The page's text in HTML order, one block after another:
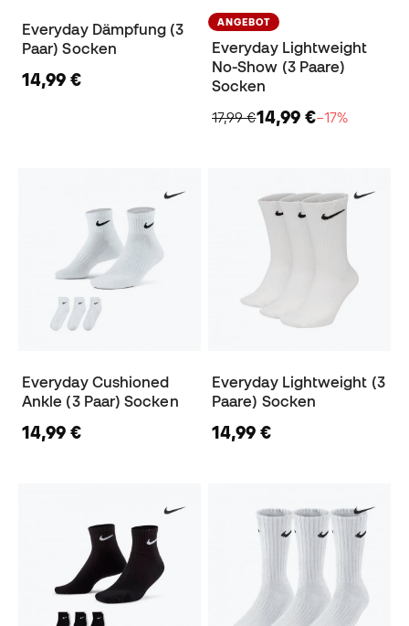
Everyday Dämpfung (3
Paar) Socken
14,99 €
ANGEBOT
Everyday Lightweight
No-Show (3 Paare)
Socken
17,99 €14,99 €−17%
Everyday Cushioned
Ankle (3 Paar) Socken
14,99 €
Everyday Lightweight (3
Paare) Socken
14,99 €